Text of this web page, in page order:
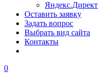
Яндекс.Директ
Оставить заявку
Задать вопрос
Выбрать вид сайта
Контакты
0